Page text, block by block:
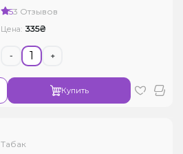
53 Отзывов
Цена: 335₴
- +
Купить
Табак